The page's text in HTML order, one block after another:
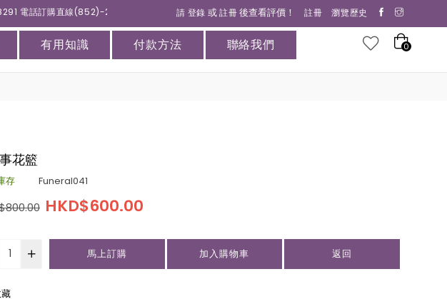
電話訂購直線(852)-21171188 37219898多謝各位選擇花花世界送花服務 公司名稱：IMY MEDIA
請 登錄 或註冊後查看評價！ 註冊 瀏覽歷史
有用知識 付款方法 聯絡我們 0
花籃
存 Funeral041
HKD$600.00
馬上訂購 加入購物車 返回